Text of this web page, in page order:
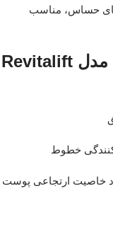
حساس، مناسب
ویژگی سرم ضد چروک لورآل مدل Revitalift
خطوط
خاصیت ارتجاعی پوست